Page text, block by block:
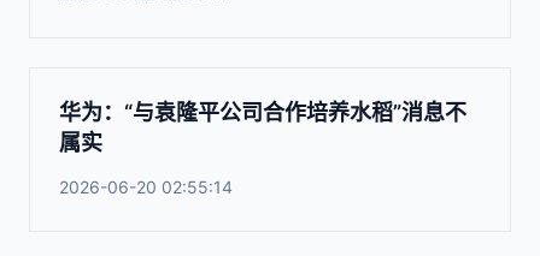
华为：“与袁隆平公司合作培养水稻”消息不
属实
2026-06-20 02:55:14